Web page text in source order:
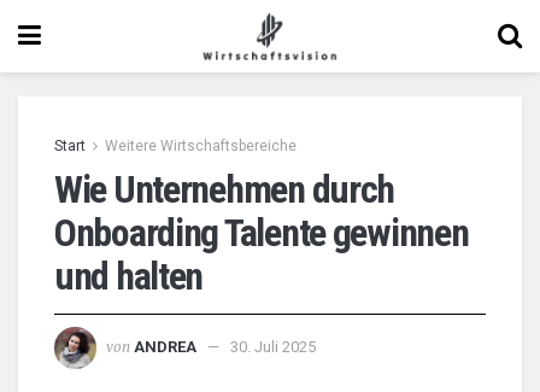
Start Weitere Wirtschaftsbereiche
Wie Unternehmen durch
Onboarding Talente gewinnen
und halten
von ANDREA 30. Juli 2025